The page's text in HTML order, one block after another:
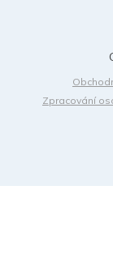
Zpracování